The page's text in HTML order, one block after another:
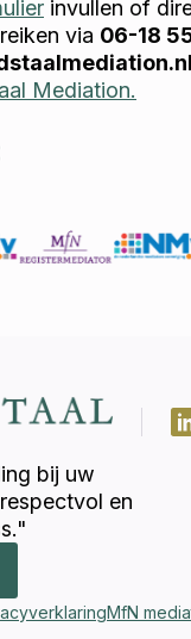
invullen of
via 06-18
Mediation.
bij uw
en
MfN